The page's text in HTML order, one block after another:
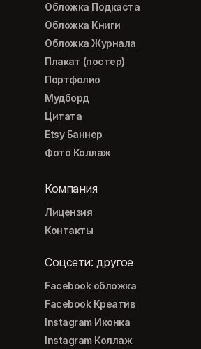
Обложка Подкаста
Обложка Книги
Обложка Журнала
Плакат (постер)
Портфолио
Мудборд
Цитата
Etsy Баннер
Фото Коллаж
Компания
Лицензия
Контакты
Соцсети: другое
Facebook обложка
Facebook Креатив
Instagram Иконка
Instagram Коллаж